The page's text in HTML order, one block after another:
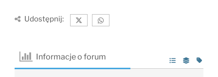
Udostępnij:
Informacje o forum